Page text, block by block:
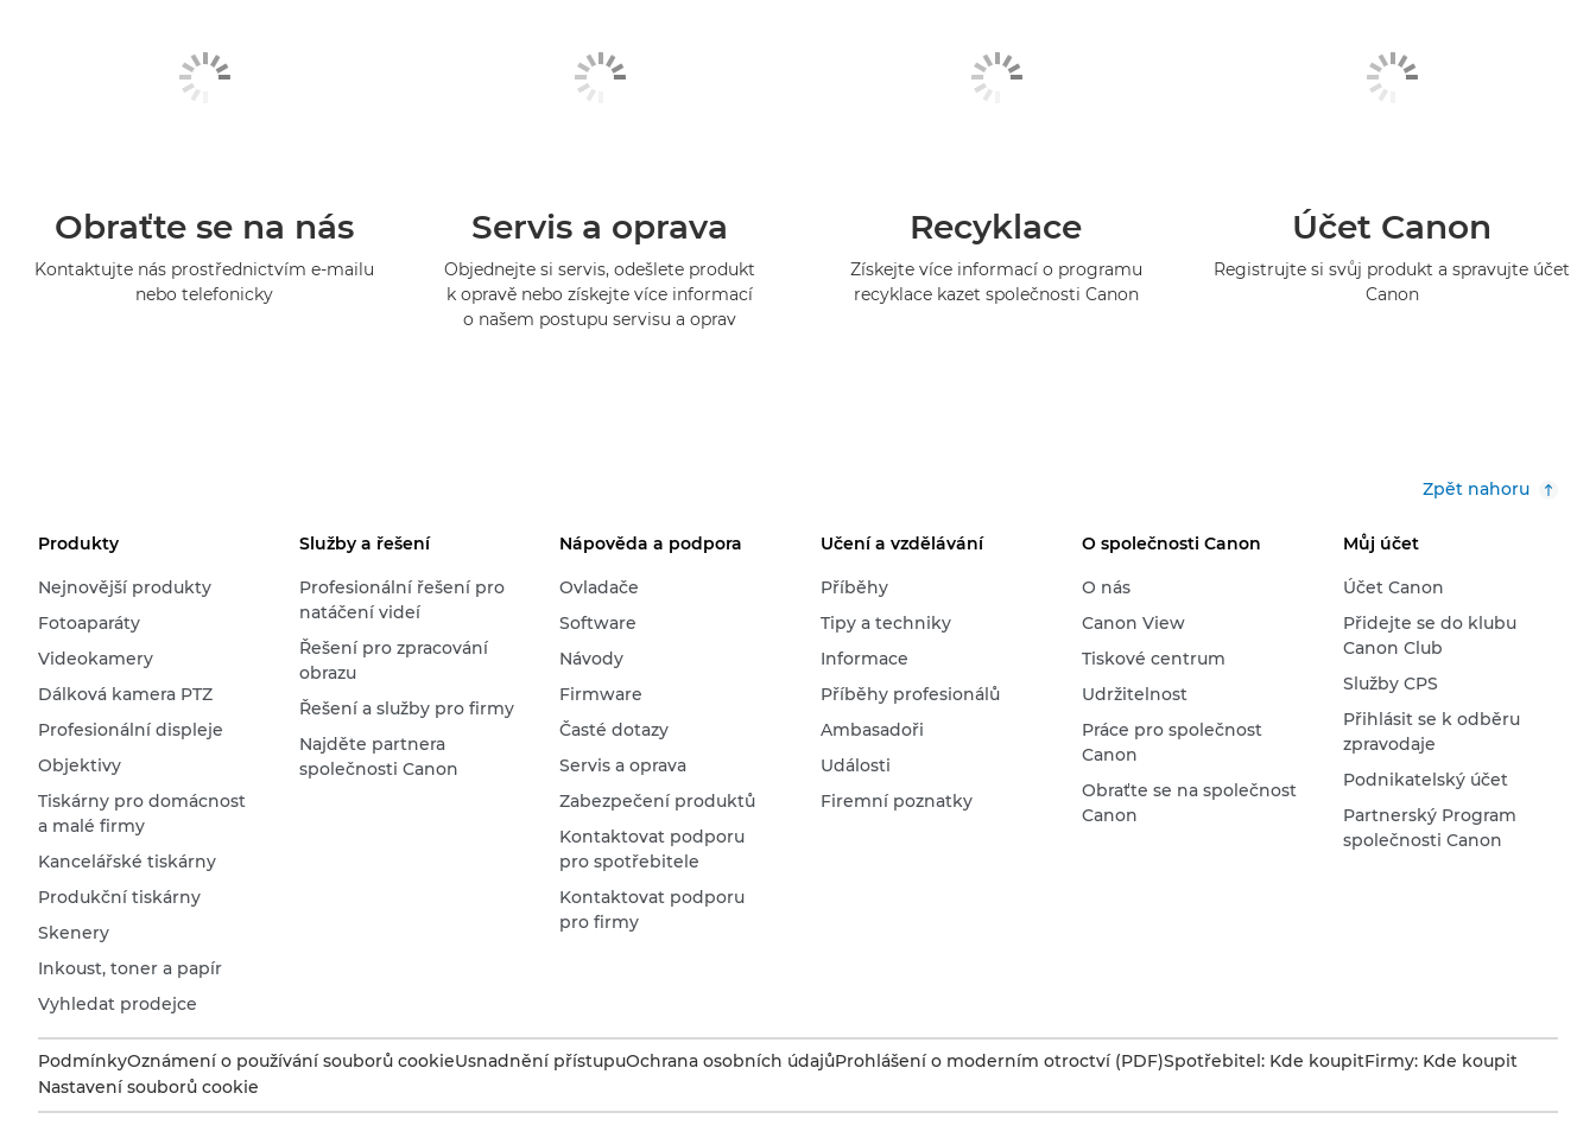
Obraťte se na nás
Kontaktujte nás prostřednictvím e-mailu
nebo telefonicky
Servis a oprava
Objednejte si servis, odešlete produkt
k opravě nebo získejte více informací
o našem postupu servisu a oprav
Recyklace
Získejte více informací o programu
recyklace kazet společnosti Canon
Účet Canon
Registrujte si svůj produkt a spravujte účet
Canon
Zpět nahoru
Produkty
Nejnovější produkty
Fotoaparáty
Videokamery
Dálková kamera PTZ
Profesionální displeje
Objektivy
Tiskárny pro domácnost
a malé firmy
Kancelářské tiskárny
Produkční tiskárny
Skenery
Inkoust, toner a papír
Vyhledat prodejce
Služby a řešení
Profesionální řešení pro
natáčení videí
Řešení pro zpracování
obrazu
Řešení a služby pro firmy
Najděte partnera
společnosti Canon
Nápověda a podpora
Ovladače
Software
Návody
Firmware
Časté dotazy
Servis a oprava
Zabezpečení produktů
Kontaktovat podporu
pro spotřebitele
Kontaktovat podporu
pro firmy
Učení a vzdělávání
Příběhy
Tipy a techniky
Informace
Příběhy profesionálů
Ambasadoři
Události
Firemní poznatky
O společnosti Canon
O nás
Canon View
Tiskové centrum
Udržitelnost
Práce pro společnost
Canon
Obraťte se na společnost
Canon
Můj účet
Účet Canon
Přidejte se do klubu
Canon Club
Služby CPS
Přihlásit se k odběru
zpravodaje
Podnikatelský účet
Partnerský Program
společnosti Canon
PodmínkyOznámení o používání souborů cookieUsnadnění přístupuOchrana osobních údajůProhlášení o moderním otroctví (PDF)Spotřebitel: Kde koupitFirmy: Kde koupit
Nastavení souborů cookie